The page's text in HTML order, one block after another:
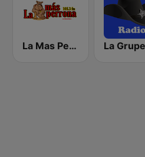
La Mas Perrona 105.3 FM